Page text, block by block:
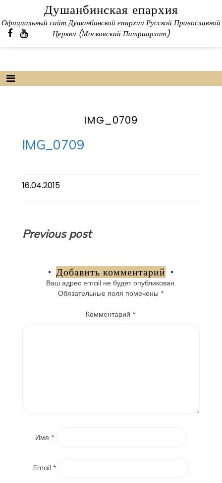
content
Душанбинская епархия
Официальный сайт Душанбинской епархии Русской Православной
Церкви (Московский Патриархат)
IMG_0709
IMG_0709
16.04.2015
Навигация
записям
Previous post
Добавить комментарий
Ваш адрес email не будет опубликован.
Обязательные поля помечены *
Комментарий*
Имя *
Email *